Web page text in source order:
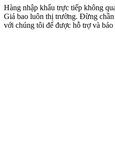
Hàng nhập khẩu trực tiếp không
Giá bao luôn thị trường. Đừng
với chúng tôi để được hỗ trợ và báo